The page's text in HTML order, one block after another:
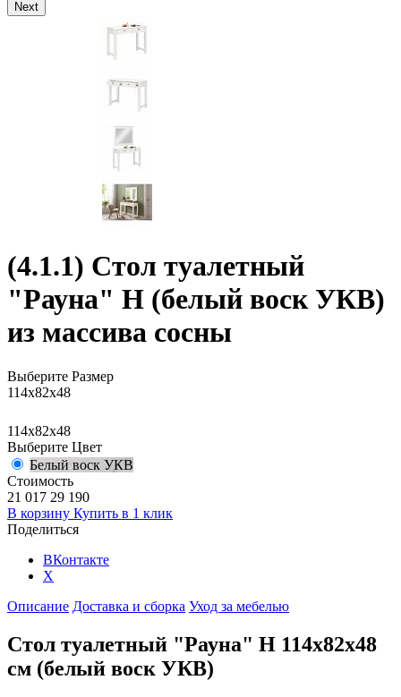
Next
(4.1.1) Стол туалетный
"Рауна" Н (белый воск УКВ)
из массива сосны
Выберите Размер
114x82x48
114x82x48
Выберите Цвет
Белый воск УКВ
Стоимость
21 017 29 190
В корзину Купить в 1 клик
Поделиться
ВКонтакте
X
Описание Доставка и сборка Уход за мебелью
Стол туалетный "Рауна" Н 114x82x48
см (белый воск УКВ)